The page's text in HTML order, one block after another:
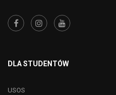
DLA STUDENTÓW
USOS